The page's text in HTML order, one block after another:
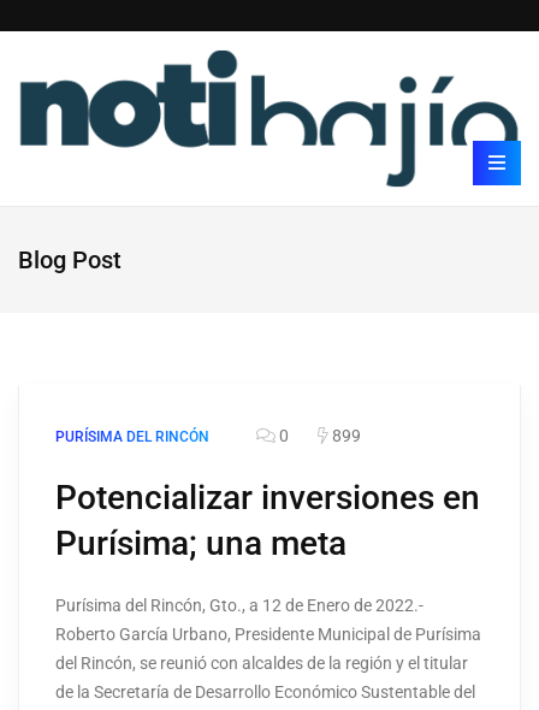
Blog Post
PURÍSIMA DEL RINCÓN 0 899
Potencializar inversiones en
Purísima; una meta
Purísima del Rincón, Gto., a 12 de Enero de 2022.-
Roberto García Urbano, Presidente Municipal de Purísima
del Rincón, se reunió con alcaldes de la región y el titular
de la Secretaría de Desarrollo Económico Sustentable del